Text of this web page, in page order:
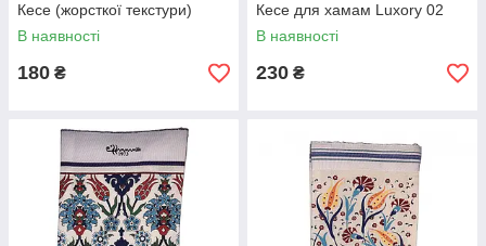
Кесе (жорсткої текстури)
В наявності
180 ₴
Кесе для хамам Luxory 02
В наявності
230 ₴